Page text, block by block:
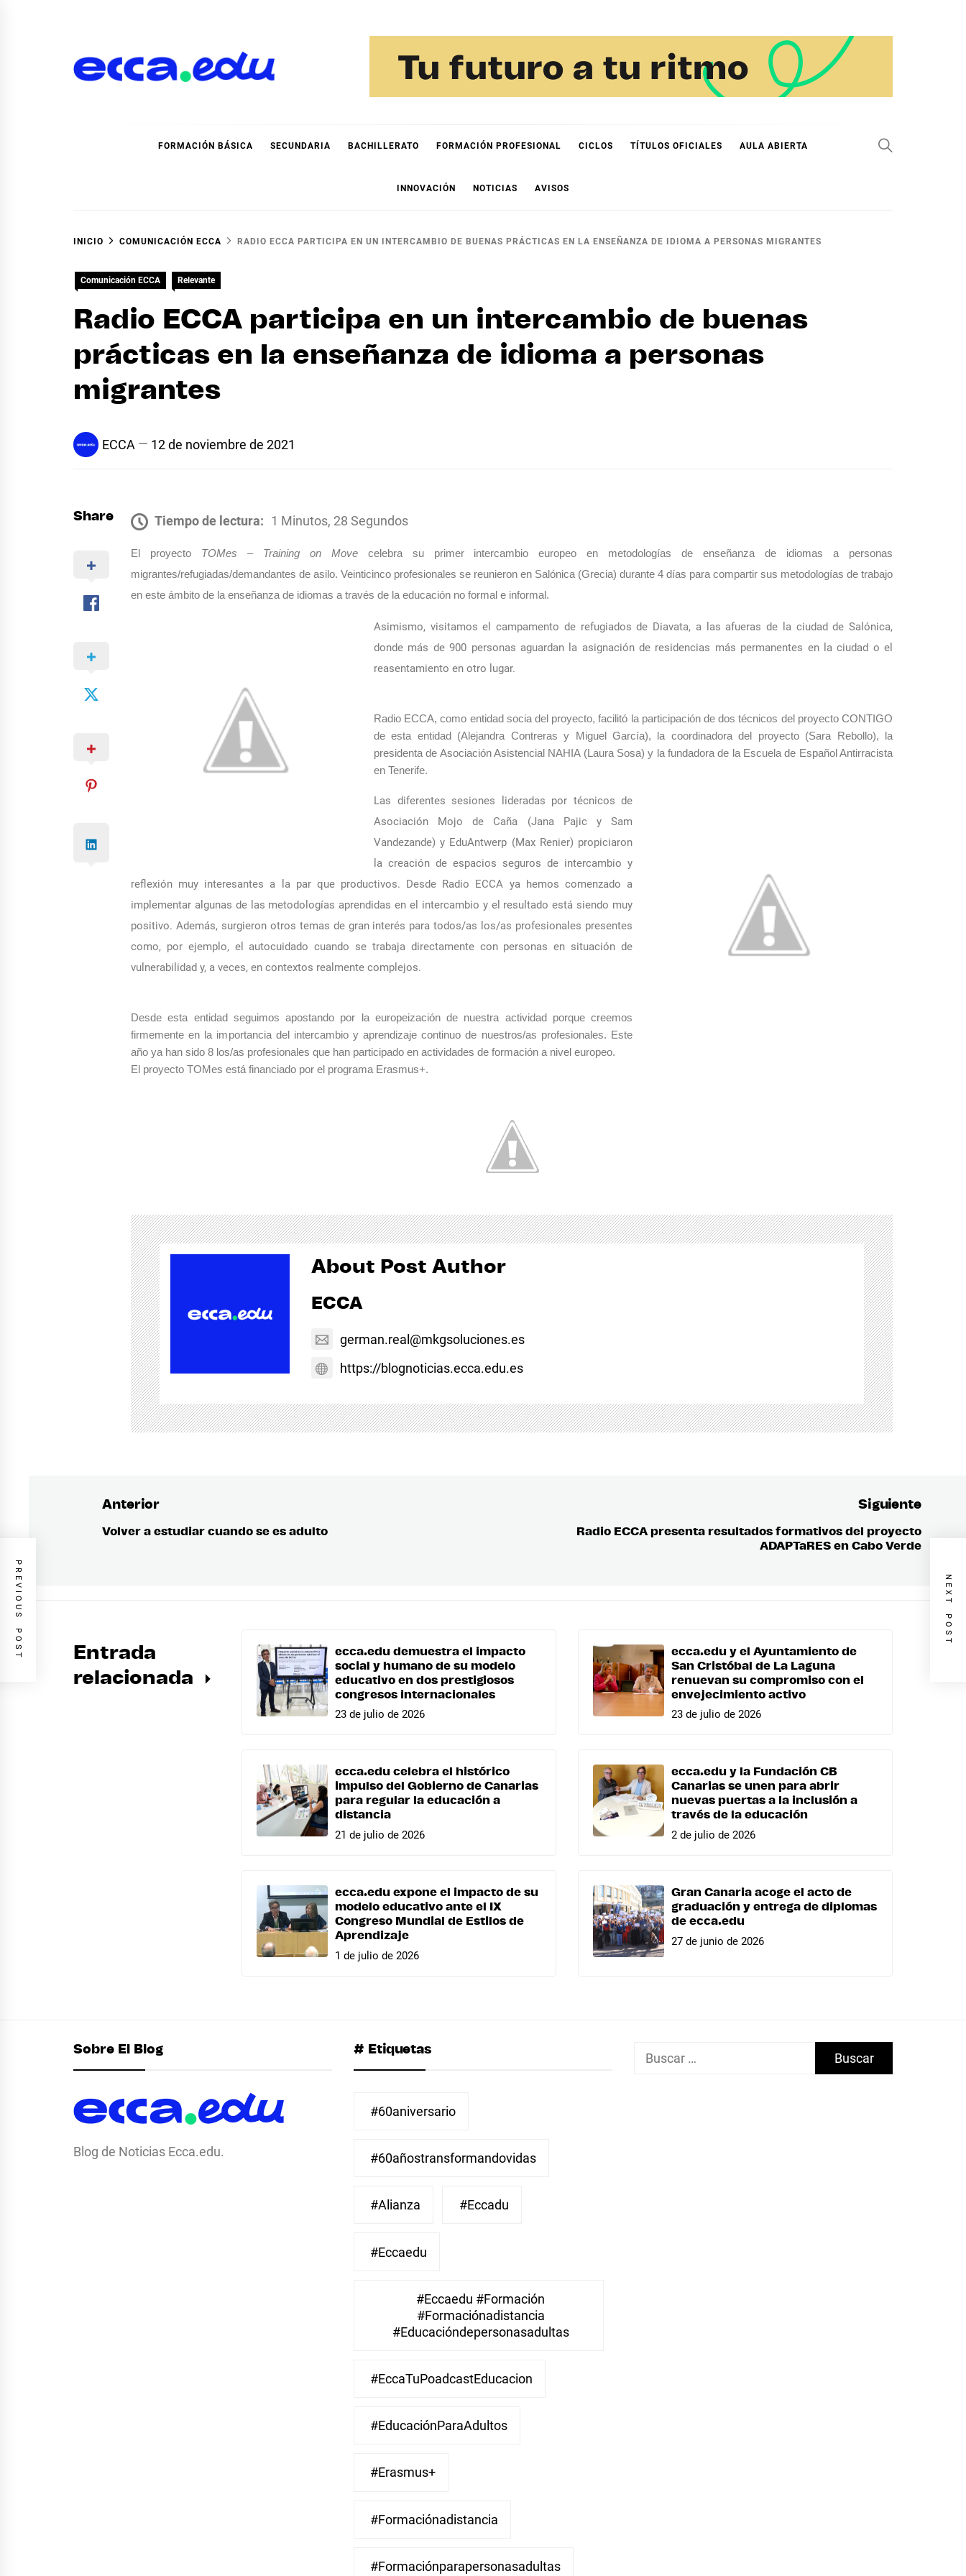
FORMACIÓN BÁSICA SECUNDARIA BACHILLERATO FORMACIÓN PROFESIONAL CICLOS TÍTULOS OFICIALES AULA ABIERTA
INNOVACIÓN NOTICIAS AVISOS
INICIO COMUNICACIÓN ECCA RADIO ECCA PARTICIPA EN UN INTERCAMBIO DE BUENAS PRÁCTICAS EN LA ENSEÑANZA DE IDIOMA A PERSONAS MIGRANTES
Comunicación ECCA Relevante
Radio ECCA participa en un intercambio de buenas
prácticas en la enseñanza de idioma a personas
migrantes
ECCA 12 de noviembre de 2021
Share Tiempo de lectura: 1 Minutos, 28 Segundos
El proyecto TOMes – Training on Move celebra su primer intercambio europeo en metodologías de enseñanza de idiomas a personas
migrantes/refugiadas/demandantes de asilo. Veinticinco profesionales se reunieron en Salónica (Grecia) durante 4 días para compartir sus metodologías de trabajo
en este ámbito de la enseñanza de idiomas a través de la educación no formal e informal.
Asimismo, visitamos el campamento de refugiados de Diavata, a las afueras de la ciudad de Salónica,
donde más de 900 personas aguardan la asignación de residencias más permanentes en la ciudad o el
reasentamiento en otro lugar.
Radio ECCA, como entidad socia del proyecto, facilitó la participación de dos técnicos del proyecto CONTIGO
de esta entidad (Alejandra Contreras y Miguel García), la coordinadora del proyecto (Sara Rebollo), la
presidenta de Asociación Asistencial NAHIA (Laura Sosa) y la fundadora de la Escuela de Español Antirracista
en Tenerife.
Las diferentes sesiones lideradas por técnicos de
Asociación Mojo de Caña (Jana Pajic y Sam
Vandezande) y EduAntwerp (Max Renier) propiciaron
la creación de espacios seguros de intercambio y
reflexión muy interesantes a la par que productivos. Desde Radio ECCA ya hemos comenzado a
implementar algunas de las metodologías aprendidas en el intercambio y el resultado está siendo muy
positivo. Además, surgieron otros temas de gran interés para todos/as los/as profesionales presentes
como, por ejemplo, el autocuidado cuando se trabaja directamente con personas en situación de
vulnerabilidad y, a veces, en contextos realmente complejos.
Desde esta entidad seguimos apostando por la europeización de nuestra actividad porque creemos
firmemente en la importancia del intercambio y aprendizaje continuo de nuestros/as profesionales. Este
año ya han sido 8 los/as profesionales que han participado en actividades de formación a nivel europeo.
El proyecto TOMes está financiado por el programa Erasmus+.
About Post Author
ECCA
german.real@mkgsoluciones.es
https://blognoticias.ecca.edu.es
Navegación
de
Anterior
Entrada
Volver a estudiar cuando se es adulto
Siguiente
Entrada
Radio ECCA presenta resultados formativos del proyecto
ADAPTaRES en Cabo Verde
PREVIOUS POST NEXT POST
Entrada
relacionada
ecca.edu demuestra el impacto
social y humano de su modelo
educativo en dos prestigiosos
congresos internacionales
23 de julio de 2026
ecca.edu y el Ayuntamiento de
San Cristóbal de La Laguna
renuevan su compromiso con el
envejecimiento activo
23 de julio de 2026
ecca.edu celebra el histórico
impulso del Gobierno de Canarias
para regular la educación a
distancia
21 de julio de 2026
ecca.edu y la Fundación CB
Canarias se unen para abrir
nuevas puertas a la inclusión a
través de la educación
2 de julio de 2026
ecca.edu expone el impacto de su
modelo educativo ante el IX
Congreso Mundial de Estilos de
Aprendizaje
1 de julio de 2026
Gran Canaria acoge el acto de
graduación y entrega de diplomas
de ecca.edu
27 de junio de 2026
Sobre El Blog
Blog de Noticias Ecca.edu.
# Etiquetas
#60aniversario
#60añostransformandovidas
#Alianza #eccadu
#eccaedu
#eccaedu #formación
#formaciónadistancia
#educacióndepersonasadultas
#EccaTuPoadcastEducacion
#EducaciónParaAdultos
#Erasmus+
#Formaciónadistancia
#Formaciónparapersonasadultas
Buscar: